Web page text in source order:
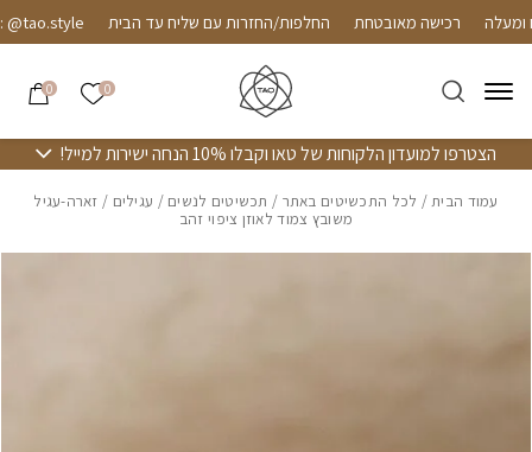
Skip to Contentרכישה מאובטחת החלפות/החזרות עם שליח עד הבית
0 הרשימה
0
הצטרפו למועדון הלקוחות של טאו וקבלו 10% הנחה ישירות למייל!
עמוד הבית/ לכל התכשיטים באתר / תכשיטים לנשים / עגילים / זארה-עגיל
משובץ צמוד לאוזן ציפוי זהב
בחזרה למעלה